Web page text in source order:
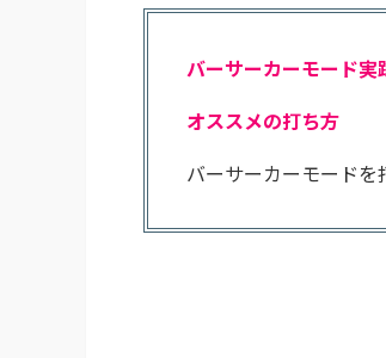
バーサーカーモード実
オススメの打ち方
バーサーカーモードを